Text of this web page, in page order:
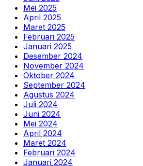
Mei 2025
April 2025
Maret 2025
Februari 2025
Januari 2025
Desember 2024
November 2024
Oktober 2024
September 2024
Agustus 2024
Juli 2024
Juni 2024
Mei 2024
April 2024
Maret 2024
Februari 2024
Januari 2024